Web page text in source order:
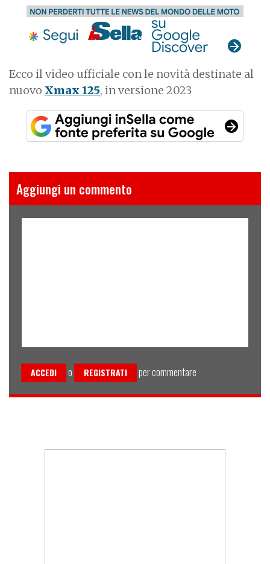
Ecco il video ufficiale con le novità destinate al
nuovo Xmax 125, in versione 2023
Aggiungi un commento
ACCEDI o REGISTRATI per commentare